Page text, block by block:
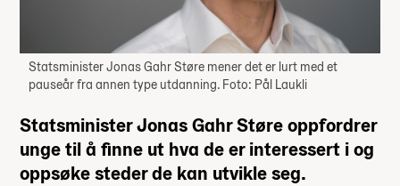
Statsminister Jonas Gahr Støre mener det er lurt med et
pauseår fra annen type utdanning. Foto: Pål Laukli
Statsminister Jonas Gahr Støre oppfordrer
unge til å finne ut hva de er interessert i og
oppsøke steder de kan utvikle seg.